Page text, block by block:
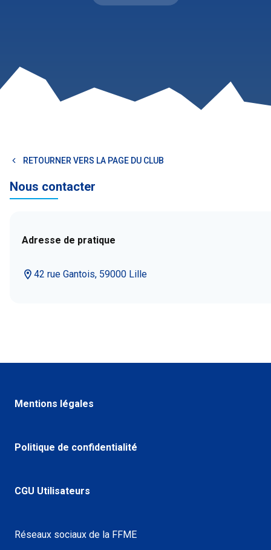
RETOURNER VERS LA PAGE DU CLUB
Nous contacter
Adresse de pratique
42 rue Gantois, 59000 Lille
Mentions légales
Politique de confidentialité
CGU Utilisateurs
Réseaux sociaux de la FFME